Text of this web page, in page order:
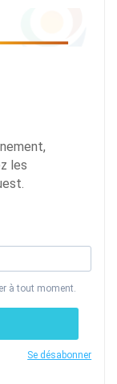
les
à tout moment.
Se désabonner